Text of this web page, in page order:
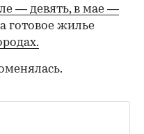
— девять,в мае —
готовое жилье